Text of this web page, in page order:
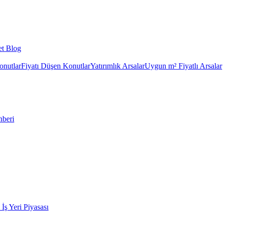
Blog
Fiyatı Düşen KonutlarYatırımlık ArsalarUygun m² Fiyatlı Arsalar
İş Yeri Piyasası